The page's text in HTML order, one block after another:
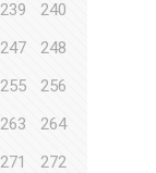
239
240
247
248
255
256
263
264
271
272